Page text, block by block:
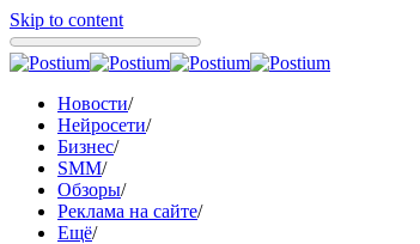
Skip to content
Новости/
Нейросети/
Бизнес/
SMM/
Обзоры/
Реклама на сайте/
Ещё/